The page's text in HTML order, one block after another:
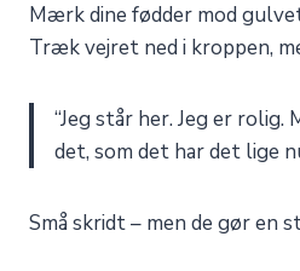
Mærk dine fødder mod
Træk vejret ned i kroppen,
“Jeg står her. Jeg er rolig.
det, som det har det lige
Små skridt – men de gør en